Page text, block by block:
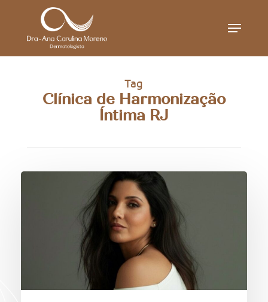
Menu
Tag
Clínica de Harmonização
Íntima RJ